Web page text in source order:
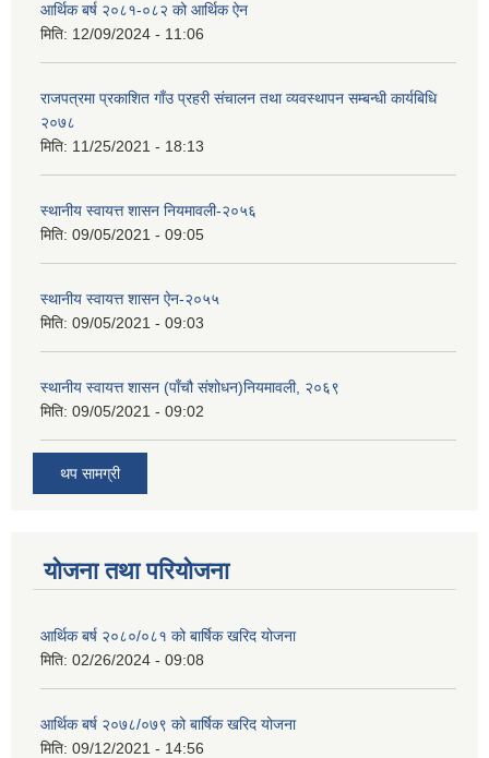
आर्थिक बर्ष २०८१-०८२ को आर्थिक ऐन
मिति: 12/09/2024 - 11:06
राजपत्रमा प्रकाशित गाँउ प्रहरी संचालन तथा व्यवस्थापन सम्बन्धी कार्यबिधि
२०७८
मिति: 11/25/2021 - 18:13
स्थानीय स्वायत्त शासन नियमावली-२०५६
मिति: 09/05/2021 - 09:05
स्थानीय स्वायत्त शासन ए‍ेन-२०५५
मिति: 09/05/2021 - 09:03
स्थानीय स्वायत्त शासन (पाँचौ संशोधन)नियमावली, २०६९
मिति: 09/05/2021 - 09:02
थप सामग्री
योजना तथा परियोजना
आर्थिक बर्ष २०८०/०८१ को बार्षिक खरिद योजना
मिति: 02/26/2024 - 09:08
आर्थिक बर्ष २०७८/०७९ को बार्षिक खरिद योजना
मिति: 09/12/2021 - 14:56